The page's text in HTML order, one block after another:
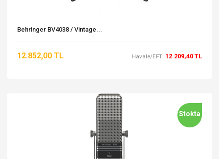
Behringer BV4038 / Vintage...
12.852,00 TL Havale/EFT: 12.209,40 TL
Stokta